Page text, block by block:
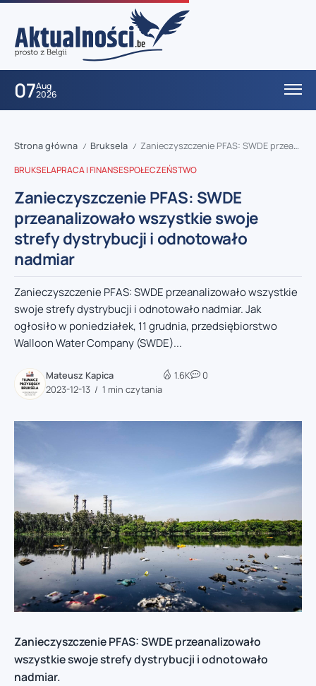
07Aug
2026
Strona główna / Bruksela / Zanieczyszczenie PFAS: SWDE przeanalizowało wszystkie swoje strefy dystrybucji i odnotowało nadmiar
BRUKSELAPRACA I FINANSESPOŁECZEŃSTWO
Zanieczyszczenie PFAS: SWDE
przeanalizowało wszystkie swoje
strefy dystrybucji i odnotowało
nadmiar
Zanieczyszczenie PFAS: SWDE przeanalizowało wszystkie
swoje strefy dystrybucji i odnotowało nadmiar. Jak
ogłosiło w poniedziałek, 11 grudnia, przedsiębiorstwo
Walloon Water Company (SWDE)...
Mateusz Kapica
2023-12-13
1 min czytania
1.6K 0
Zanieczyszczenie PFAS: SWDE przeanalizowało
wszystkie swoje strefy dystrybucji i odnotowało
nadmiar.